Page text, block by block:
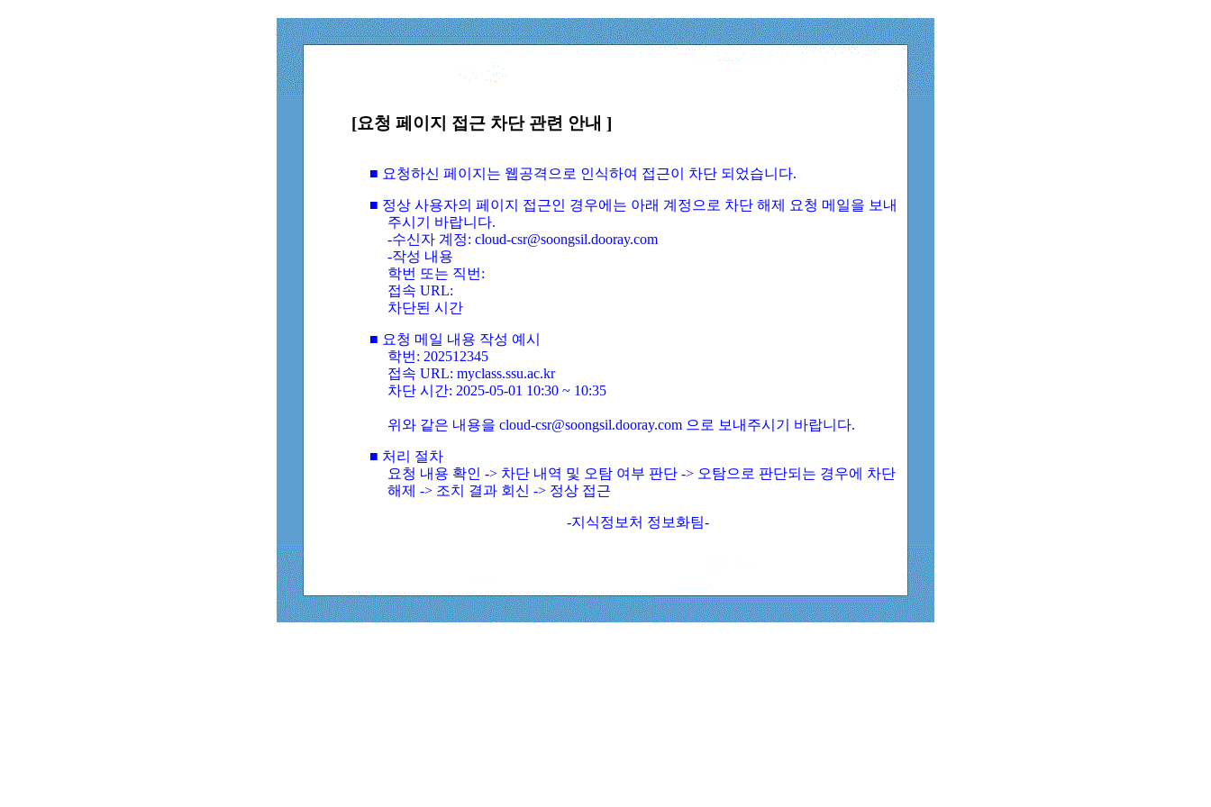
[요청 페이지 접근 차단 관련 안내 ]
■ 요청하신 페이지는 웹공격으로 인식하여 접근이 차단 되었습니다.
■ 정상 사용자의 페이지 접근인 경우에는 아래 계정으로 차단 해제 요청 메일을 보내
주시기 바랍니다.
-수신자 계정: cloud-csr@soongsil.dooray.com
-작성 내용
학번 또는 직번:
접속 URL:
차단된 시간
■ 요청 메일 내용 작성 예시
학번: 202512345
접속 URL: myclass.ssu.ac.kr
차단 시간: 2025-05-01 10:30 ~ 10:35
위와 같은 내용을 cloud-csr@soongsil.dooray.com 으로 보내주시기 바랍니다.
■ 처리 절차
요청 내용 확인 -> 차단 내역 및 오탐 여부 판단 -> 오탐으로 판단되는 경우에 차단
해제 -> 조치 결과 회신 -> 정상 접근
-지식정보처 정보화팀-